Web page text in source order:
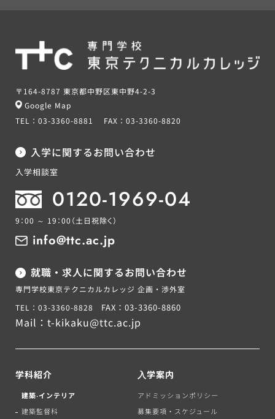
〒164-8787 東京都中野区東中野4-2-3
Google Map
TEL： 03-3360-8881 FAX： 03-3360-8820
入学に関するお問い合わせ
入学相談室
0120-1969-04
9：00 ～ 19：00 （土日祝除く）
info@ttc.ac.jp
就職・求人に関するお問い合わせ
専門学校東京テクニカルカレッジ 企画・渉外室
TEL：03-3360-8828
FAX：03-3360-8860
Mail： t-kikaku@ttc.ac.jp
学科紹介
建築‧インテリア
建築監督科
⼊学案内
アドミッションポリシー
募集要項・スケジュール